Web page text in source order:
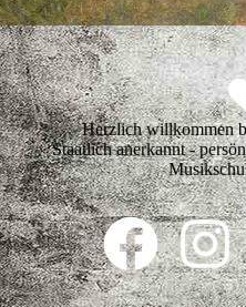
Herzlich willkommen
Staatlich anerkannt -